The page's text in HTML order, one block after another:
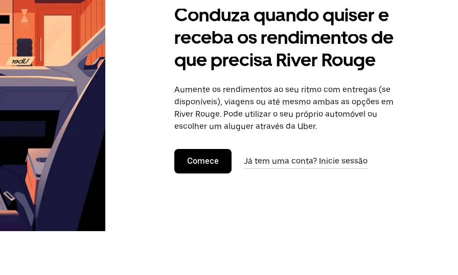
Conduza quando quiser e
receba os rendimentos de
que precisa River Rouge
Aumente os rendimentos ao seu ritmo com entregas (se
disponíveis), viagens ou até mesmo ambas as opções em
River Rouge. Pode utilizar o seu próprio automóvel ou
escolher um aluguer através da Uber.
Comece Já tem uma conta? Inicie sessão